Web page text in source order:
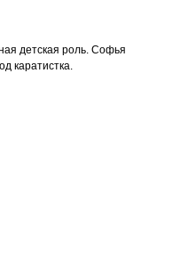
детская роль. Софья
каратистка.